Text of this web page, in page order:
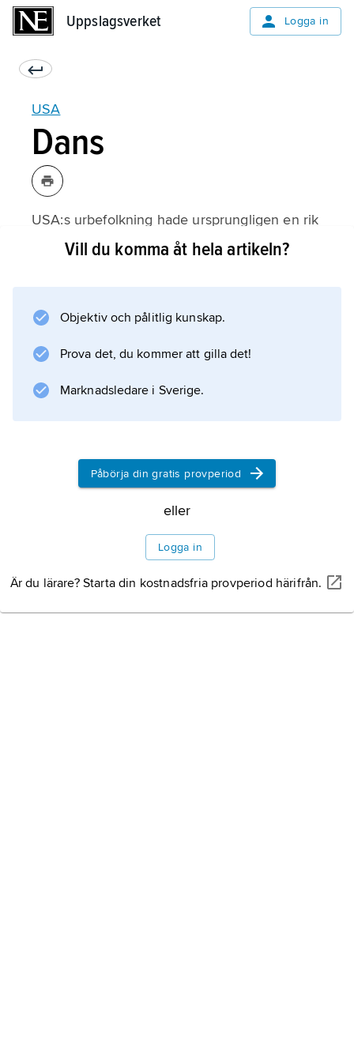
Uppslagsverket Logga in
USA
Dans
USA:s urbefolkning hade ursprungligen en rik
danskultur, centrerad kring religion och
Amerikas urbefolkning
(Musik och dans). När européerna invandrade
danser. Engelsmännens square dances utövas
Information om artikeln
Vill du komma åt hela artikeln?
Objektiv och pålitlig kunskap.
Prova det, du kommer att gilla det!
Marknadsledare i Sverige.
Påbörja din gratis provperiod
eller
Logga in
Är du lärare? Starta din kostnadsfria provperiod härifrån.